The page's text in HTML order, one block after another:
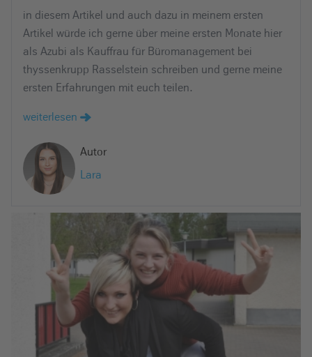
in diesem Artikel und auch dazu in meinem ersten
Artikel würde ich gerne über meine ersten Monate hier
als Azubi als Kauffrau für Büromanagement bei
thyssenkrupp Rasselstein schreiben und gerne meine
ersten Erfahrungen mit euch teilen.
weiterlesen
Autor
Lara